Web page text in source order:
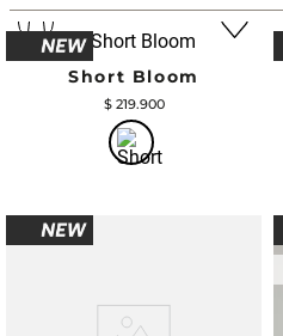
Short Bloom
$ 219.900